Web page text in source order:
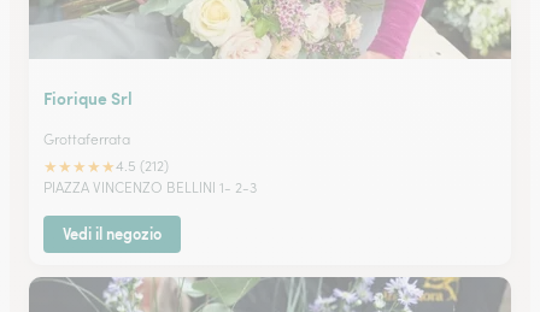
Fiorique Srl
Grottaferrata
★★★★★4.5 (212)
PIAZZA VINCENZO BELLINI 1- 2-3
Vedi il negozio